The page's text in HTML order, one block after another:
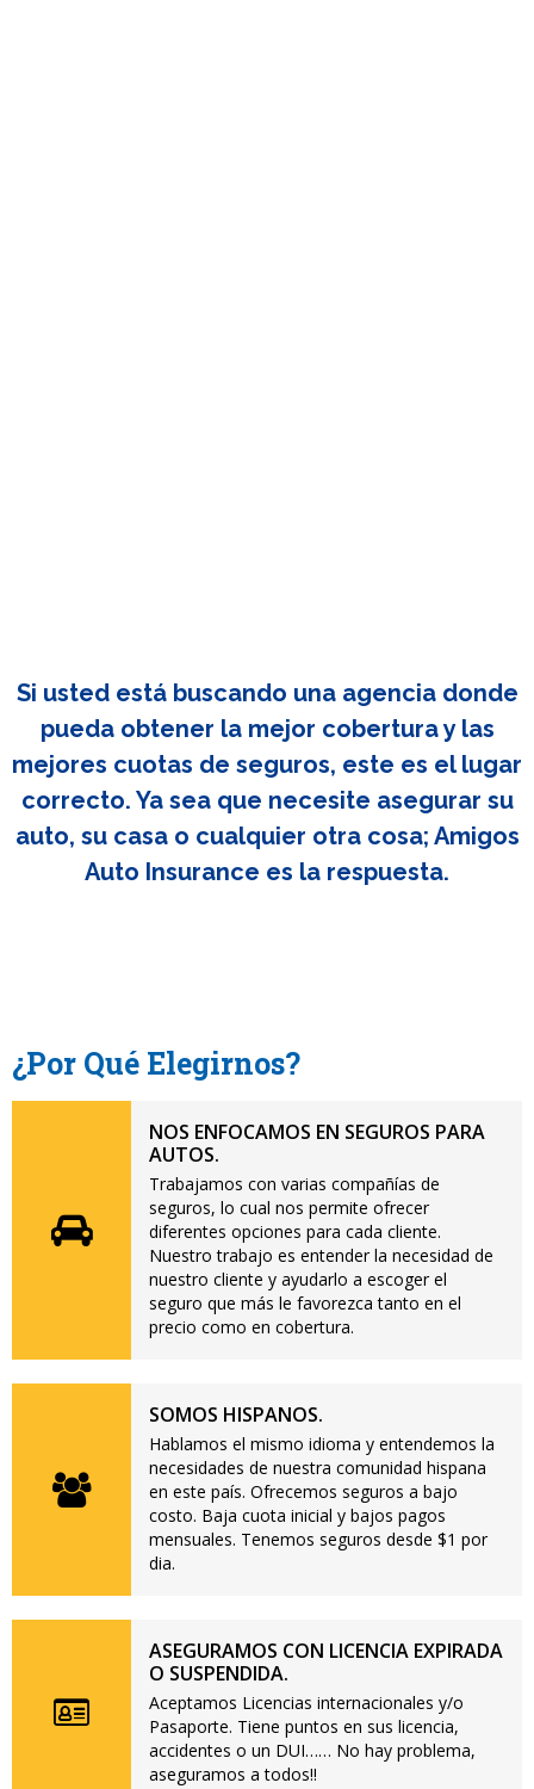
Si usted está buscando una agencia donde
pueda obtener la mejor cobertura y las
mejores cuotas de seguros, este es el lugar
correcto. Ya sea que necesite asegurar su
auto, su casa o cualquier otra cosa; Amigos
Auto Insurance es la respuesta.
¿Por Qué Elegirnos?
NOS ENFOCAMOS EN SEGUROS PARA
AUTOS.
Trabajamos con varias compañías de
seguros, lo cual nos permite ofrecer
diferentes opciones para cada cliente.
Nuestro trabajo es entender la necesidad de
nuestro cliente y ayudarlo a escoger el
seguro que más le favorezca tanto en el
precio como en cobertura.
SOMOS HISPANOS.
Hablamos el mismo idioma y entendemos la
necesidades de nuestra comunidad hispana
en este país. Ofrecemos seguros a bajo
costo. Baja cuota inicial y bajos pagos
mensuales. Tenemos seguros desde $1 por
dia.
ASEGURAMOS CON LICENCIA EXPIRADA
O SUSPENDIDA.
Aceptamos Licencias internacionales y/o
Pasaporte. Tiene puntos en sus licencia,
accidentes o un DUI…… No hay problema,
aseguramos a todos!!